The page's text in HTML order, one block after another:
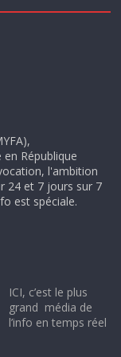
République
l'ambition
24 et 7 jours sur 7
est spéciale.
ICI, c’est le plus
grand média de
l’info en temps réel